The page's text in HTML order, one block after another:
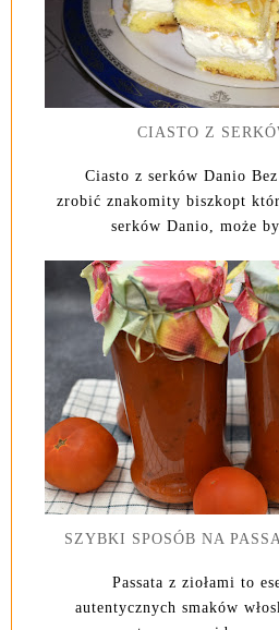
CIASTO Z
Ciasto z serków Danio Bez
zrobić znakomity biszkopt
serków Danio, może
SZYBKI SPOSÓB NA
Passata z ziołami to
autentycznych smaków